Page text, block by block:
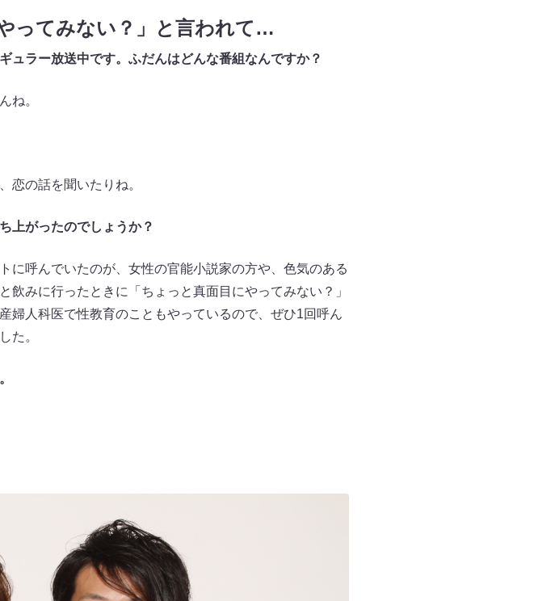
ってみない？」と言われて…
ラー放送中です。ふだんはどんな番組なんですか？
ね。
の話を聞いたりね。
上がったのでしょうか？
呼んでいたのが、女性の官能小説家の方や、色気のある
みに行ったときに「ちょっと真面目にやってみない？」
婦人科医で性教育のこともやっているので、ぜひ1回呼ん
た。